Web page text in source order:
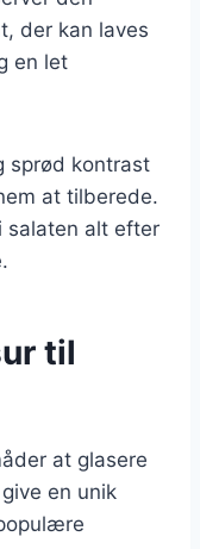
der kan laves
en let
sprød kontrast
at tilberede.
salaten alt efter
til
at glasere
en unik